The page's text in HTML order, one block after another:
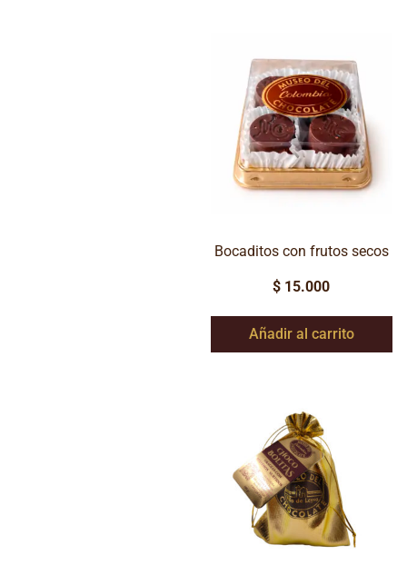
Bocaditos con frutos secos
$ 15.000
Añadir al carrito